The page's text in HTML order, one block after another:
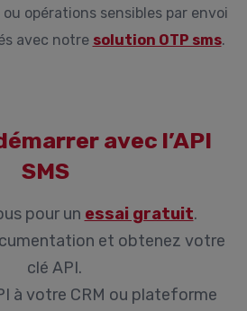
opérations sensibles par envoi
avec notre solution OTP sms.
avec l’API
SMS
pour un essai gratuit.
et obtenez votre
clé API.
à votre CRM ou plateforme